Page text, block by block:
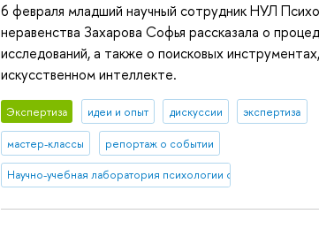
6 февраля младший научный сотрудник НУЛ
неравенства Захарова Софья рассказала о
исследований, а также о поисковых
искусственном интеллекте.
Экспертиза идеи и опыт дискуссии экспертиза
мастер-классы репортаж о событии
Научно-учебная лаборатория психологии социального